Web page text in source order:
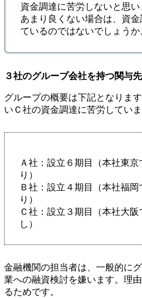
資金調達に苦労しないと思
あまり良くない場合は、資
ているのではないでしょうか
３社のグループ会社を持つ関与先
グループの概要は下記となりま
いＣ社の資金調達に苦労していま
Ａ社：設立６期目（本社東
り）
Ｂ社：設立４期目（本社福
り）
Ｃ社：設立３期目（本社大
し）
金融機関の担当者は、一般的に
業への融資検討を嫌います。理
るためです。